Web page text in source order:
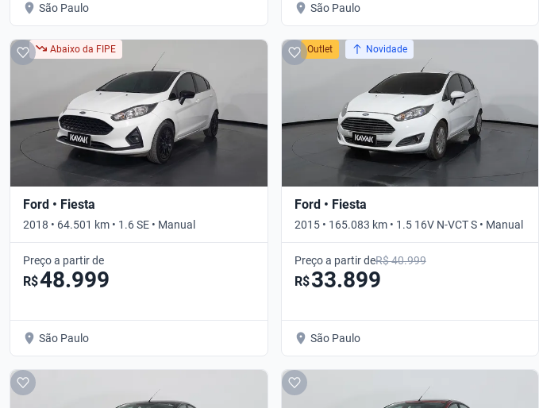
São Paulo São Paulo
Abaixo da FIPE
Ford • Fiesta
2018 • 64.501 km • 1.6 SE • Manual
Preço a partir de
R$48.999
São Paulo
Outlet Novidade
Ford • Fiesta
2015 • 165.083 km • 1.5 16V N-VCT S • Manual
Preço a partir deR$ 40.999
R$33.899
São Paulo